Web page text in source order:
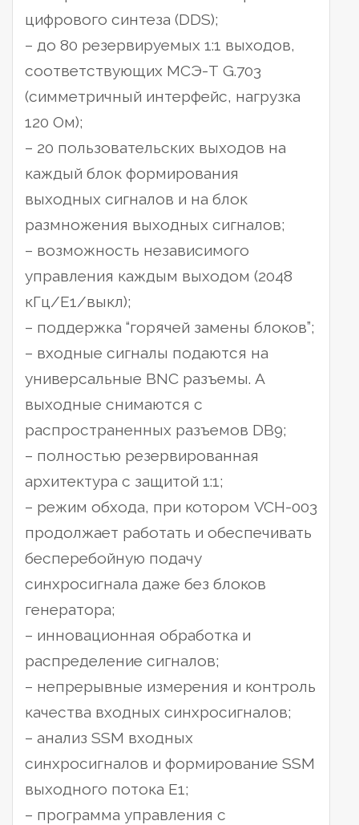
цифрового синтеза (DDS);
– до 80 резервируемых 1:1 выходов,
соответствующих МСЭ-Т G.703
(симметричный интерфейс, нагрузка
120 Ом);
– 20 пользовательских выходов на
каждый блок формирования
выходных сигналов и на блок
размножения выходных сигналов;
– возможность независимого
управления каждым выходом (2048
кГц/Е1/выкл);
– поддержка “горячей замены блоков”;
– входные сигналы подаются на
универсальные BNC разъемы. А
выходные снимаются с
распространенных разъемов DB9;
– полностью резервированная
архитектура с защитой 1:1;
– режим обхода, при котором VCH-003
продолжает работать и обеспечивать
бесперебойную подачу
синхросигнала даже без блоков
генератора;
– инновационная обработка и
распределение сигналов;
– непрерывные измерения и контроль
качества входных синхросигналов;
– анализ SSM входных
синхросигналов и формирование SSM
выходного потока Е1;
– программа управления с